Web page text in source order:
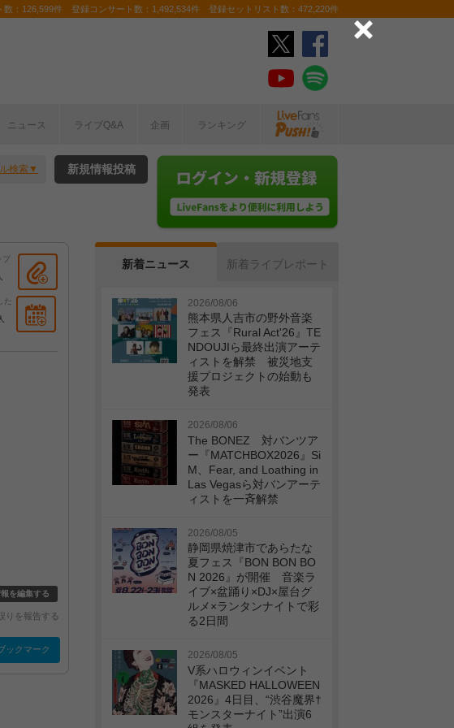
数：126,599件 登録コンサート数：1,492,534件 登録セットリスト数：472,220件
ニュース ライブQ&A 企画 ランキング
検索 新規情報投稿
プ
た
を編集する
りを報告する
ックマーク
新着ニュース 新着ライブレポート
2026/08/06
熊本県人吉市の野外音楽
フェス『Rural Act'26』TE
NDOUJIら最終出演アーテ
ィストを解禁 被災地支
援プロジェクトの始動も
発表
2026/08/06
The BONEZ 対バンツア
ー『MATCHBOX2026』Si
M、Fear, and Loathing in
Las Vegasら対バンアーテ
ィストを一斉解禁
2026/08/05
静岡県焼津市であらたな
夏フェス『BON BON BO
N 2026』が開催 音楽ラ
イブ×盆踊り×DJ×屋台グ
ルメ×ランタンナイトで彩
る2日間
2026/08/05
V系ハロウィンイベント
『MASKED HALLOWEEN
2026』4日目、“渋谷魔界†
モンスターナイト”出演6